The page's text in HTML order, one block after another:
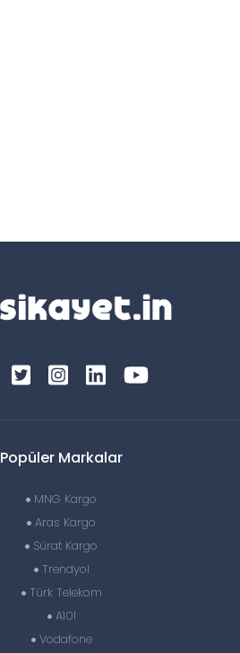
Popüler Markalar
MNG Kargo
Aras Kargo
Sürat Kargo
Trendyol
Türk Telekom
A101
Vodafone